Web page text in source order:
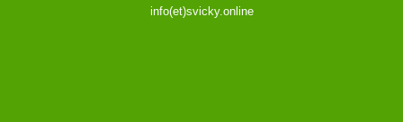
info(et)svicky.online